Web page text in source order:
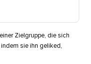
Zielgruppe, die sich
sie ihn geliked,